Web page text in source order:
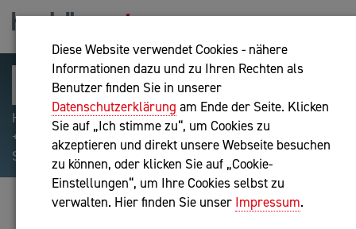
Diese Website verwendet Cookies - nähere
Informationen dazu und zu Ihren Rechten als
Benutzer finden Sie in unserer
Datenschutzerklärung am Ende der Seite. Klicken
Sie auf „Ich stimme zu“, um Cookies zu
akzeptieren und direkt unsere Webseite besuchen
zu können, oder klicken Sie auf „Cookie-
Einstellungen“, um Ihre Cookies selbst zu
verwalten. Hier finden Sie unser Impressum.
Hilfreiche Suchparameter: Begriff einschließen:
+webshop, Begriff ausschließen: -webshop, Exakter
Suchbegriff: "internet of things"
MAG. GERALD NEUWIRTH